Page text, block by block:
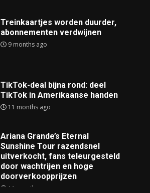
Treinkaartjes worden duurder,
abonnementen verdwijnen
9 months ago
TikTok-deal bijna rond: deel
TikTok in Amerikaanse handen
11 months ago
Ariana Grande’s Eternal
Sunshine Tour razendsnel
uitverkocht, fans teleurgesteld
door wachtrijen en hoge
doorverkoopprijzen
11 months ago